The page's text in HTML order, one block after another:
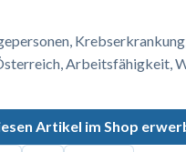
Arbeitsfähigkeit,
Artikel im Shop